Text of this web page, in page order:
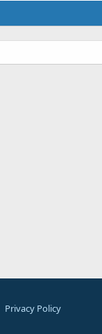
Privacy Policy